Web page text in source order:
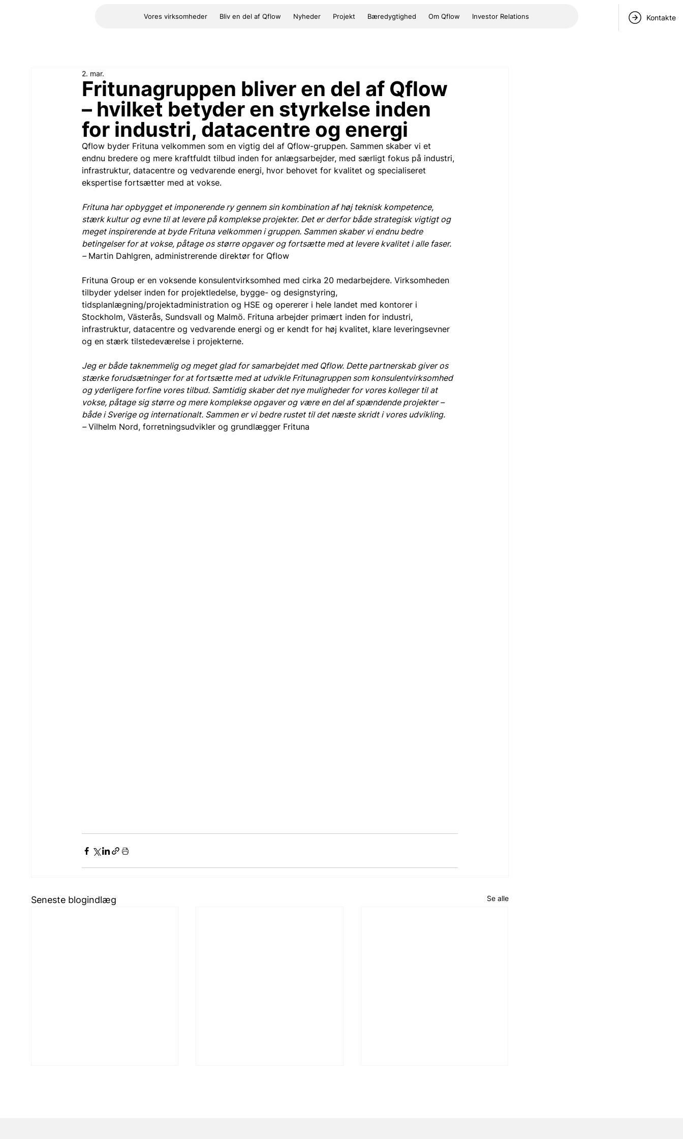
Vores virksomheder Bliv en del af Qflow Nyheder Projekt Bæredygtighed Om Qflow Investor Relations Kontakte
Fritunagruppen bliver en del af Qflow
– hvilket betyder en styrkelse inden
for industri, datacentre og energi
2. mar.
Qflow byder Frituna velkommen som en vigtig del af Qflow-gruppen. Sammen skaber vi et
endnu bredere og mere kraftfuldt tilbud inden for anlægsarbejder, med særligt fokus på industri,
infrastruktur, datacentre og vedvarende energi, hvor behovet for kvalitet og specialiseret
ekspertise fortsætter med at vokse.
Frituna har opbygget et imponerende ry gennem sin kombination af høj teknisk kompetence,
stærk kultur og evne til at levere på komplekse projekter. Det er derfor både strategisk vigtigt og
meget inspirerende at byde Frituna velkommen i gruppen. Sammen skaber vi endnu bedre
betingelser for at vokse, påtage os større opgaver og fortsætte med at levere kvalitet i alle faser.
– Martin Dahlgren, administrerende direktør for Qflow
Frituna Group er en voksende konsulentvirksomhed med cirka 20 medarbejdere. Virksomheden
tilbyder ydelser inden for projektledelse, bygge- og designstyring,
tidsplanlægning/projektadministration og HSE og opererer i hele landet med kontorer i
Stockholm, Västerås, Sundsvall og Malmö. Frituna arbejder primært inden for industri,
infrastruktur, datacentre og vedvarende energi og er kendt for høj kvalitet, klare leveringsevner
og en stærk tilstedeværelse i projekterne.
Jeg er både taknemmelig og meget glad for samarbejdet med Qflow. Dette partnerskab giver os
stærke forudsætninger for at fortsætte med at udvikle Fritunagruppen som konsulentvirksomhed
og yderligere forfine vores tilbud. Samtidig skaber det nye muligheder for vores kolleger til at
vokse, påtage sig større og mere komplekse opgaver og være en del af spændende projekter –
både i Sverige og internationalt. Sammen er vi bedre rustet til det næste skridt i vores udvikling.
– Vilhelm Nord, forretningsudvikler og grundlægger Frituna
Seneste blogindlæg Se alle